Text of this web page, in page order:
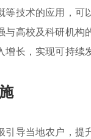
等技术的应用，可
与高校及科研机构
增长，实现可持续
引导当地农户，提